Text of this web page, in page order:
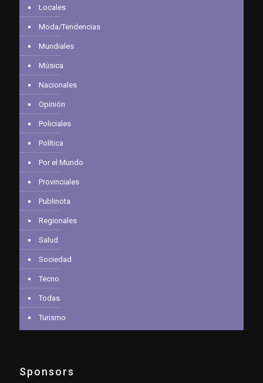
Locales
Moda/Tendencias
Mundiales
Música
Nacionales
Opinión
Policiales
Política
Por el Mundo
Provinciales
Publinota
Regionales
Salud
Sociedad
Tecno
Todas
Turismo
Sponsors